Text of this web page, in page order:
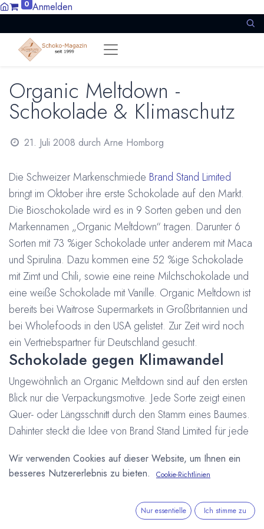
0 Anmelden
Organic Meltdown -
Schokolade & Klimaschutz
21. Juli 2008 durch Arne Homborg
Die Schweizer Markenschmiede Brand Stand Limited
bringt im Oktober ihre erste Schokolade auf den Markt.
Die Bioschokolade wird es in 9 Sorten geben und den
Markennamen „Organic Meltdown“ tragen. Darunter 6
Sorten mit 73 %iger Schokolade unter anderem mit Maca
und Spirulina. Dazu kommen eine 52 %ige Schokolade
mit Zimt und Chili, sowie eine reine Milchschokolade und
eine weiße Schokolade mit Vanille. Organic Meltdown ist
bereits bei Waitrose Supermarkets in Großbritannien und
bei Wholefoods in den USA gelistet. Zur Zeit wird noch
ein Vertriebspartner für Deutschland gesucht.
Schokolade gegen Klimawandel
Ungewöhnlich an Organic Meltdown sind auf den ersten
Blick nur die Verpackungsmotive. Jede Sorte zeigt einen
Quer- oder Längsschnitt durch den Stamm eines Baumes.
Dahinter steckt die Idee von Brand Stand Limited für jede
retten. Zur Umsetzung kooperiert das Unternehmen mit
dem World Land Trust. Ziel ist es bis zum Jahr 2012 5
Schokolade zu verkaufen und damit nachhaltig gegen
Wir verwenden Cookies auf dieser Website, um Ihnen ein
besseres Nutzererlebnis zu bieten.
Cookie-Richtlinien
Nur essentielle Ich stimme zu